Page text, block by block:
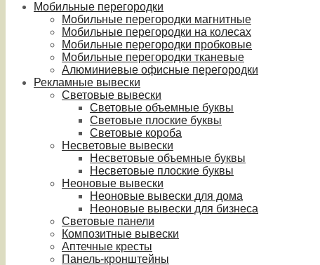
Мобильные перегородки
Мобильные перегородки магнитные
Мобильные перегородки на колесах
Мобильные перегородки пробковые
Мобильные перегородки тканевые
Алюминиевые офисные перегородки
Рекламные вывески
Световые вывески
Световые объемные буквы
Световые плоские буквы
Световые короба
Несветовые вывески
Несветовые объемные буквы
Несветовые плоские буквы
Неоновые вывески
Неоновые вывески для дома
Неоновые вывески для бизнеса
Световые панели
Композитные вывески
Аптечные кресты
Панель-кронштейны